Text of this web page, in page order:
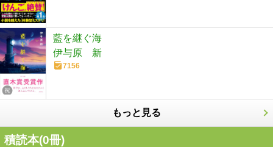
藍を継ぐ海
伊与原 新
7156
もっと見る
積読本(0冊)